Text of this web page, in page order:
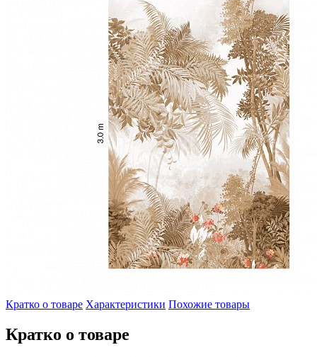
Кратко о товаре Характеристики Похожие товары
Кратко о товаре